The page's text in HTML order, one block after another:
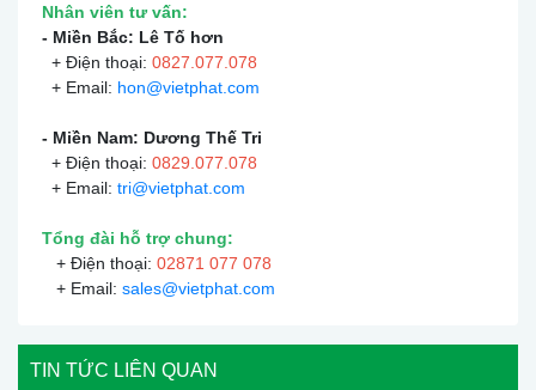
Nhân viên tư vấn:
- Miền Bắc: Lê Tố hơn
+ Điện thoại: 0827.077.078
+ Email: hon@vietphat.com
- Miền Nam: Dương Thế Tri
+ Điện thoại: 0829.077.078
+ Email: tri@vietphat.com
Tổng đài hỗ trợ chung:
+ Điện thoại: 02871 077 078
+ Email: sales@vietphat.com
TIN TỨC LIÊN QUAN